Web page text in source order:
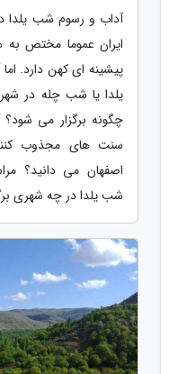
آداب و رسوم شب یلدا
ایران عموما مختص
پیشینه ای کهن دارد.
یلدا یا شب چله در
چگونه برگزار می شود؟
سنت های مجذوب
اصفهان می دانید؟
شب یلدا در چه شهری